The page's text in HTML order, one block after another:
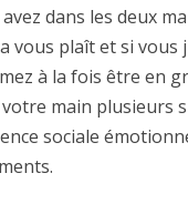
dans les deux
vous plaît et si vous
à la fois être en
main plusieurs
sociale